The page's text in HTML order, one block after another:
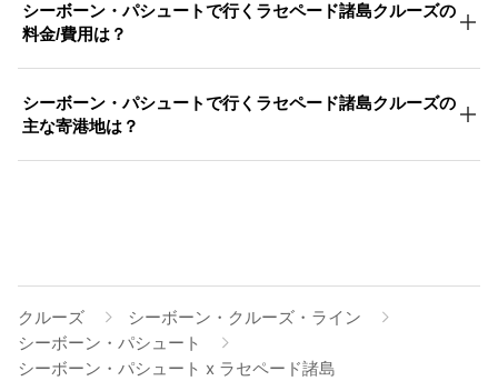
シーボーン・パシュートで行くラセペード諸島クルーズの
料金/費用は？
シーボーン・パシュートで行くラセペード諸島クルーズの
主な寄港地は？
クルーズ
シーボーン・クルーズ・ライン
シーボーン・パシュート
シーボーン・パシュート x ラセペード諸島